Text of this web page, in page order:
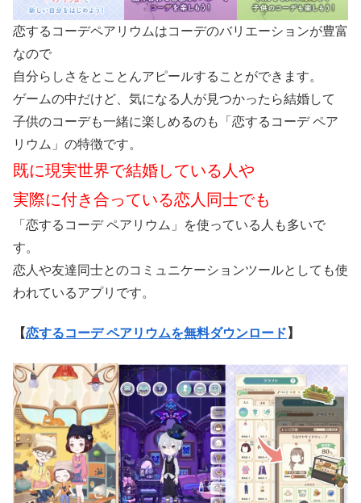
恋するコーデペアリウムはコーデのバリエーションが豊富
なので
自分らしさをとことんアピールすることができます。
ゲームの中だけど、気になる人が見つかったら結婚して
子供のコーデも一緒に楽しめるのも「恋するコーデ ペア
リウム」の特徴です。
既に現実世界で結婚している人や
実際に付き合っている恋人同士でも
「恋するコーデ ペアリウム」を使っている人も多いで
す。
恋人や友達同士とのコミュニケーションツールとしても使
われているアプリです。
【恋するコーデ ペアリウムを無料ダウンロード 】